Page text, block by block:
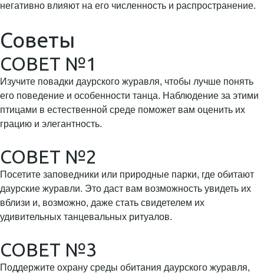
негативно влияют на его численность и распространение.
Советы
СОВЕТ №1
Изучите повадки даурского журавля, чтобы лучше понять
его поведение и особенности танца. Наблюдение за этими
птицами в естественной среде поможет вам оценить их
грацию и элегантность.
СОВЕТ №2
Посетите заповедники или природные парки, где обитают
даурские журавли. Это даст вам возможность увидеть их
вблизи и, возможно, даже стать свидетелем их
удивительных танцевальных ритуалов.
СОВЕТ №3
Поддержите охрану среды обитания даурского журавля,